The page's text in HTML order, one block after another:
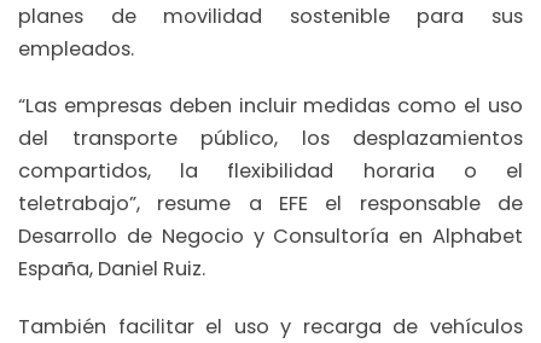
planes de movilidad sostenible para sus
empleados.
“Las empresas deben incluir medidas como el uso
del transporte público, los desplazamientos
compartidos, la flexibilidad horaria o el
teletrabajo”, resume a EFE el responsable de
Desarrollo de Negocio y Consultoría en Alphabet
España, Daniel Ruiz.
También facilitar el uso y recarga de vehículos